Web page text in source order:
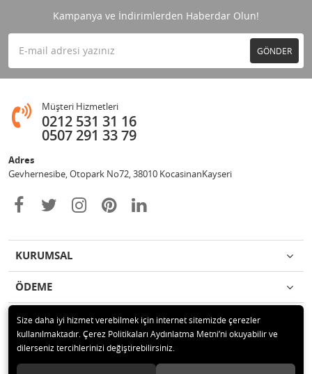
Kampanya ve İndirimlerden Haberdar Olun!
GÖNDER
Müşteri Hizmetleri
0212 531 31 16
0507 291 33 79
Adres
Gevhernesibe, Otopark No72, 38010 KocasinanKayseri
KURUMSAL
ÖDEME
İLETİŞİM
© 2020 Çağrı Medikal Tekerlekli Sandalye Mağazası Tüm hakları saklıdır.
Size daha iyi hizmet verebilmek için internet sitemizde çerezler
kullanılmaktadır. Çerez Politikaları Aydınlatma Metni’ni okuyabilir ve
dilerseniz tercihlerinizi değiştirebilirsiniz.